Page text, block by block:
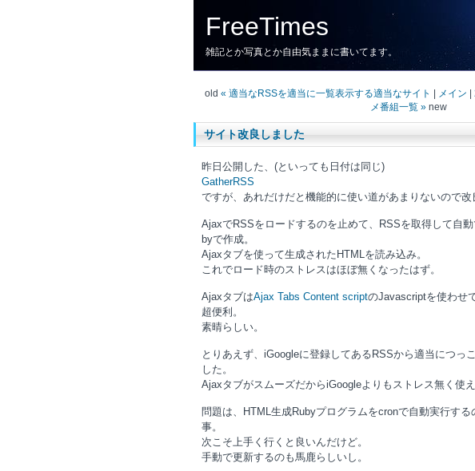
FreeTimes
雑記とか写真とか自由気ままに書いてます。
old « 適当なRSSを適当に一覧表示する適当なサイト メイン
メ番組一覧 » new
サイト改良しました
昨日公開した、(といっても日付は同じ)
GatherRSS
ですが、あれだけだと機能的に使い道があまりないので改
AjaxでRSSをロードするのを止めて、RSSを取得して自
byで作成。
Ajaxタブを使って生成されたHTMLを読み込み。
これでロード時のストレスはほぼ無くなったはず。
AjaxタブはAjax Tabs Content scriptのJavascriptを使わせ
超便利。
素晴らしい。
とりあえず、iGoogleに登録してあるRSSから適当につっ
した。
AjaxタブがスムーズだからiGoogleよりもストレス無く使え
問題は、HTML生成Rubyプログラムをcronで自動実行する
事。
次こそ上手く行くと良いんだけど。
手動で更新するのも馬鹿らしいし。